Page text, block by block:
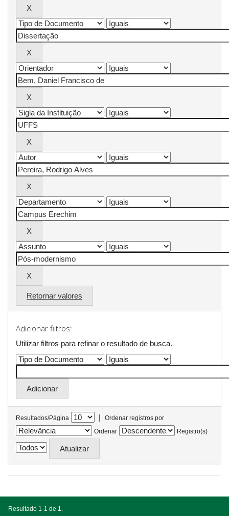
Retornar valores
Adicionar filtros:
Utilizar filtros para refinar o resultado de busca.
Resultados/Página |
Ordenar registros por
Ordenar
Registro(s)
Resultado 1-1 de 1.